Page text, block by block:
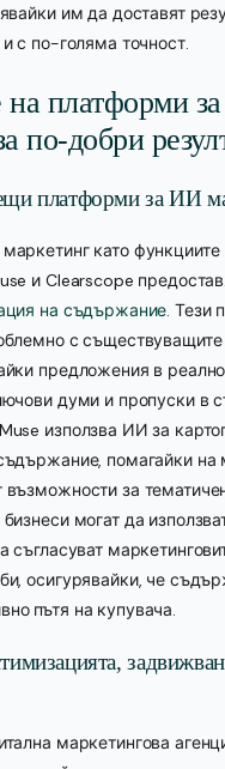
им да доставят
с по-голяма точност.
на платформи
по-добри
платформи за ИИ
като
и Clearscope
на съдържание. Тези
с съществуващите
предложения в
думи и пропуски в
използва ИИ за
помагайки на
за
могат да
съгласуват
осигурявайки, че
пътя на купувача.
маркетингова